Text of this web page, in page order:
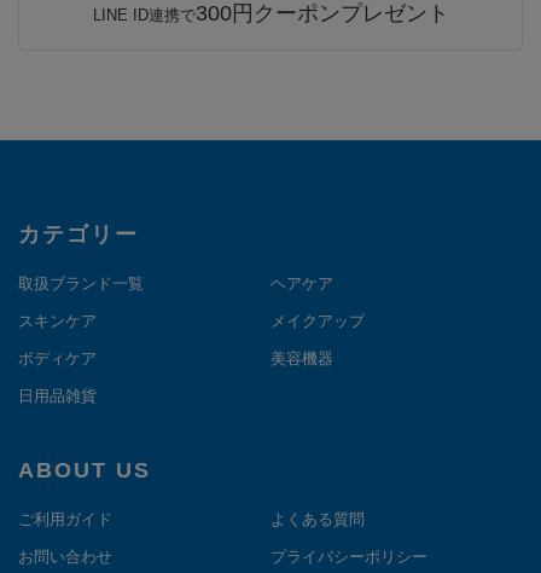
LINE ID連携で300円クーポンプレゼント
カテゴリー
取扱ブランド一覧 ヘアケア
スキンケア メイクアップ
ボディケア 美容機器
日用品雑貨
ABOUT US
ご利用ガイド よくある質問
お問い合わせ プライバシーポリシー